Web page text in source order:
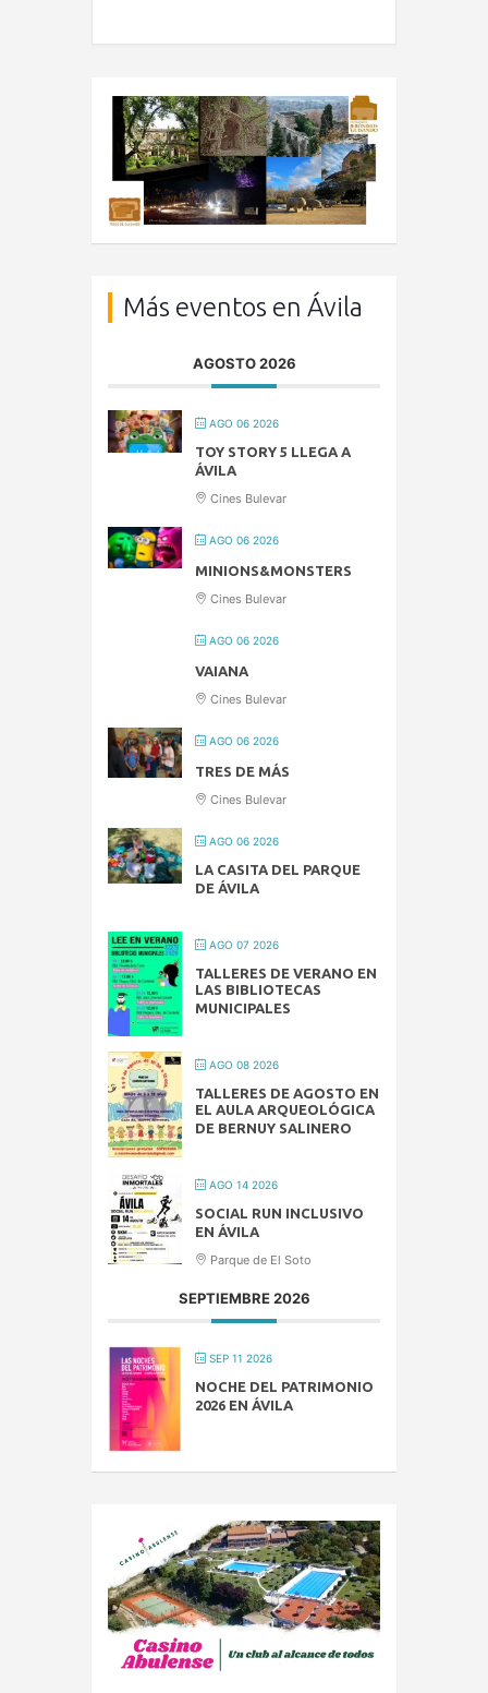
Más eventos en Ávila
AGOSTO 2026
AGO 06 2026
TOY STORY 5 LLEGA A
ÁVILA
Cines Bulevar
AGO 06 2026
MINIONS&MONSTERS
Cines Bulevar
AGO 06 2026
VAIANA
Cines Bulevar
AGO 06 2026
TRES DE MÁS
Cines Bulevar
AGO 06 2026
LA CASITA DEL PARQUE
DE ÁVILA
AGO 07 2026
TALLERES DE VERANO EN
LAS BIBLIOTECAS
MUNICIPALES
AGO 08 2026
TALLERES DE AGOSTO EN
EL AULA ARQUEOLÓGICA
DE BERNUY SALINERO
AGO 14 2026
SOCIAL RUN INCLUSIVO
EN ÁVILA
Parque de El Soto
SEPTIEMBRE 2026
SEP 11 2026
NOCHE DEL PATRIMONIO
2026 EN ÁVILA